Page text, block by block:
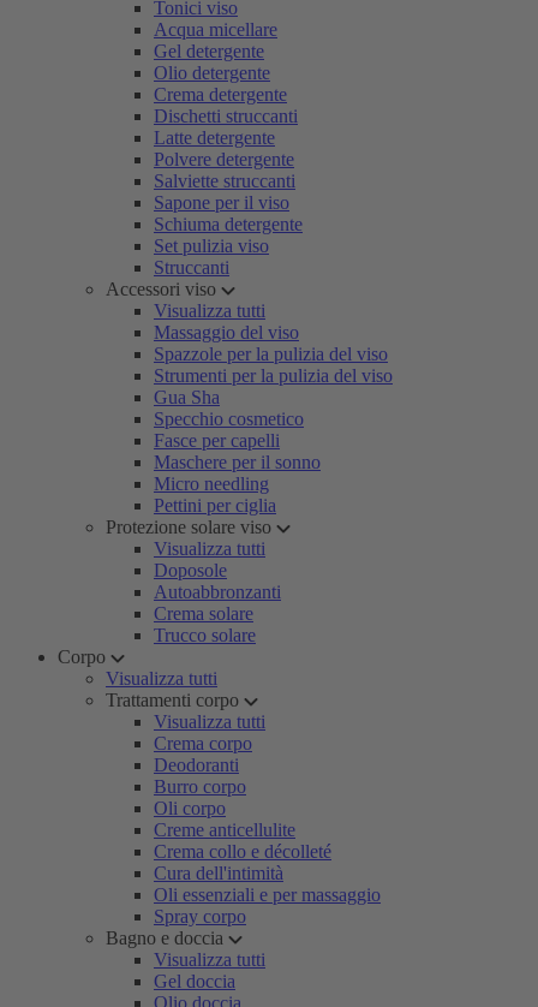
Tonici viso
Acqua micellare
Gel detergente
Olio detergente
Crema detergente
Dischetti struccanti
Latte detergente
Polvere detergente
Salviette struccanti
Sapone per il viso
Schiuma detergente
Set pulizia viso
Struccanti
Accessori viso
Visualizza tutti
Massaggio del viso
Spazzole per la pulizia del viso
Strumenti per la pulizia del viso
Gua Sha
Specchio cosmetico
Fasce per capelli
Maschere per il sonno
Micro needling
Pettini per ciglia
Protezione solare viso
Visualizza tutti
Doposole
Autoabbronzanti
Crema solare
Trucco solare
Corpo
Visualizza tutti
Trattamenti corpo
Visualizza tutti
Crema corpo
Deodoranti
Burro corpo
Oli corpo
Creme anticellulite
Crema collo e décolleté
Cura dell'intimità
Oli essenziali e per massaggio
Spray corpo
Bagno e doccia
Visualizza tutti
Gel doccia
Olio doccia